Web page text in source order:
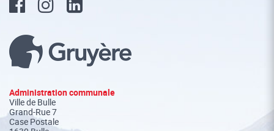
Administration communale
Ville de Bulle
Grand-Rue 7
Case Postale